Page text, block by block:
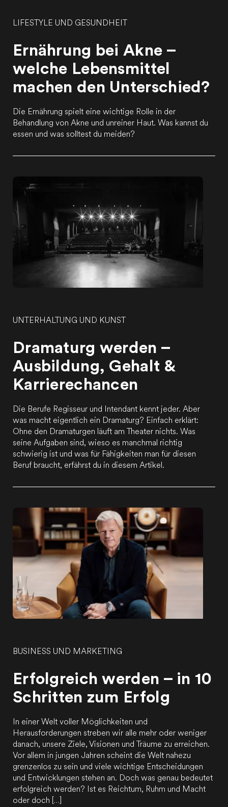
LIFESTYLE UND GESUNDHEIT
Ernährung bei Akne –
welche Lebensmittel
machen den Unterschied?
Die Ernährung spielt eine wichtige Rolle in der
Behandlung von Akne und unreiner Haut. Was kannst du
essen und was solltest du meiden?
UNTERHALTUNG UND KUNST
Dramaturg werden –
Ausbildung, Gehalt &
Karrierechancen
Die Berufe Regisseur und Intendant kennt jeder. Aber
was macht eigentlich ein Dramaturg? Einfach erklärt:
Ohne den Dramaturgen läuft am Theater nichts. Was
seine Aufgaben sind, wieso es manchmal richtig
schwierig ist und was für Fähigkeiten man für diesen
Beruf braucht, erfährst du in diesem Artikel.
BUSINESS UND MARKETING
Erfolgreich werden – in 10
Schritten zum Erfolg
In einer Welt voller Möglichkeiten und
Herausforderungen streben wir alle mehr oder weniger
danach, unsere Ziele, Visionen und Träume zu erreichen.
Vor allem in jungen Jahren scheint die Welt nahezu
grenzenlos zu sein und viele wichtige Entscheidungen
und Entwicklungen stehen an. Doch was genau bedeutet
erfolgreich werden? Ist es Reichtum, Ruhm und Macht
oder doch […]